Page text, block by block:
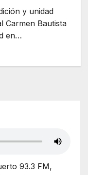
y unidad
Carmen Bautista
en…
93.3 FM,